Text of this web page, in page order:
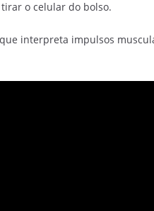
o celular do bolso.
interpreta impulsos